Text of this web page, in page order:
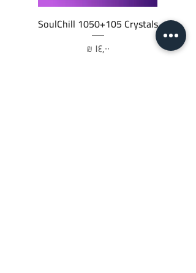
SoulChill 1050+105 Crystals
السعر